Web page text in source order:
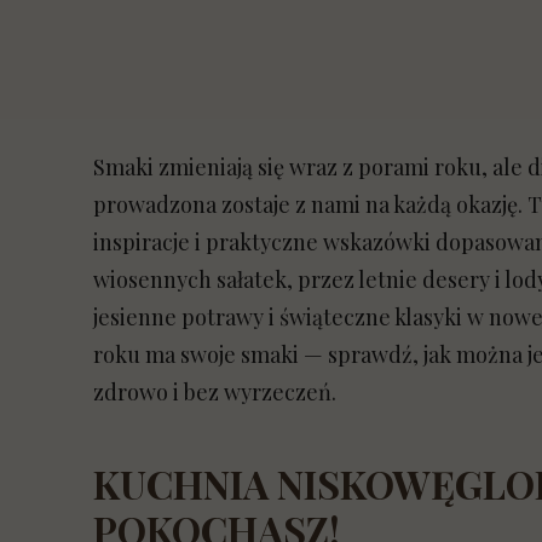
Smaki zmieniają się wraz z porami roku, ale
prowadzona zostaje z nami na każdą okazję.
inspiracje i praktyczne wskazówki
wiosennych sałatek, przez letnie desery i
jesienne potrawy i świąteczne klasyki w
roku ma swoje smaki — sprawdź, jak można
zdrowo i bez wyrzeczeń.
KUCHNIA
POKOCHASZ!